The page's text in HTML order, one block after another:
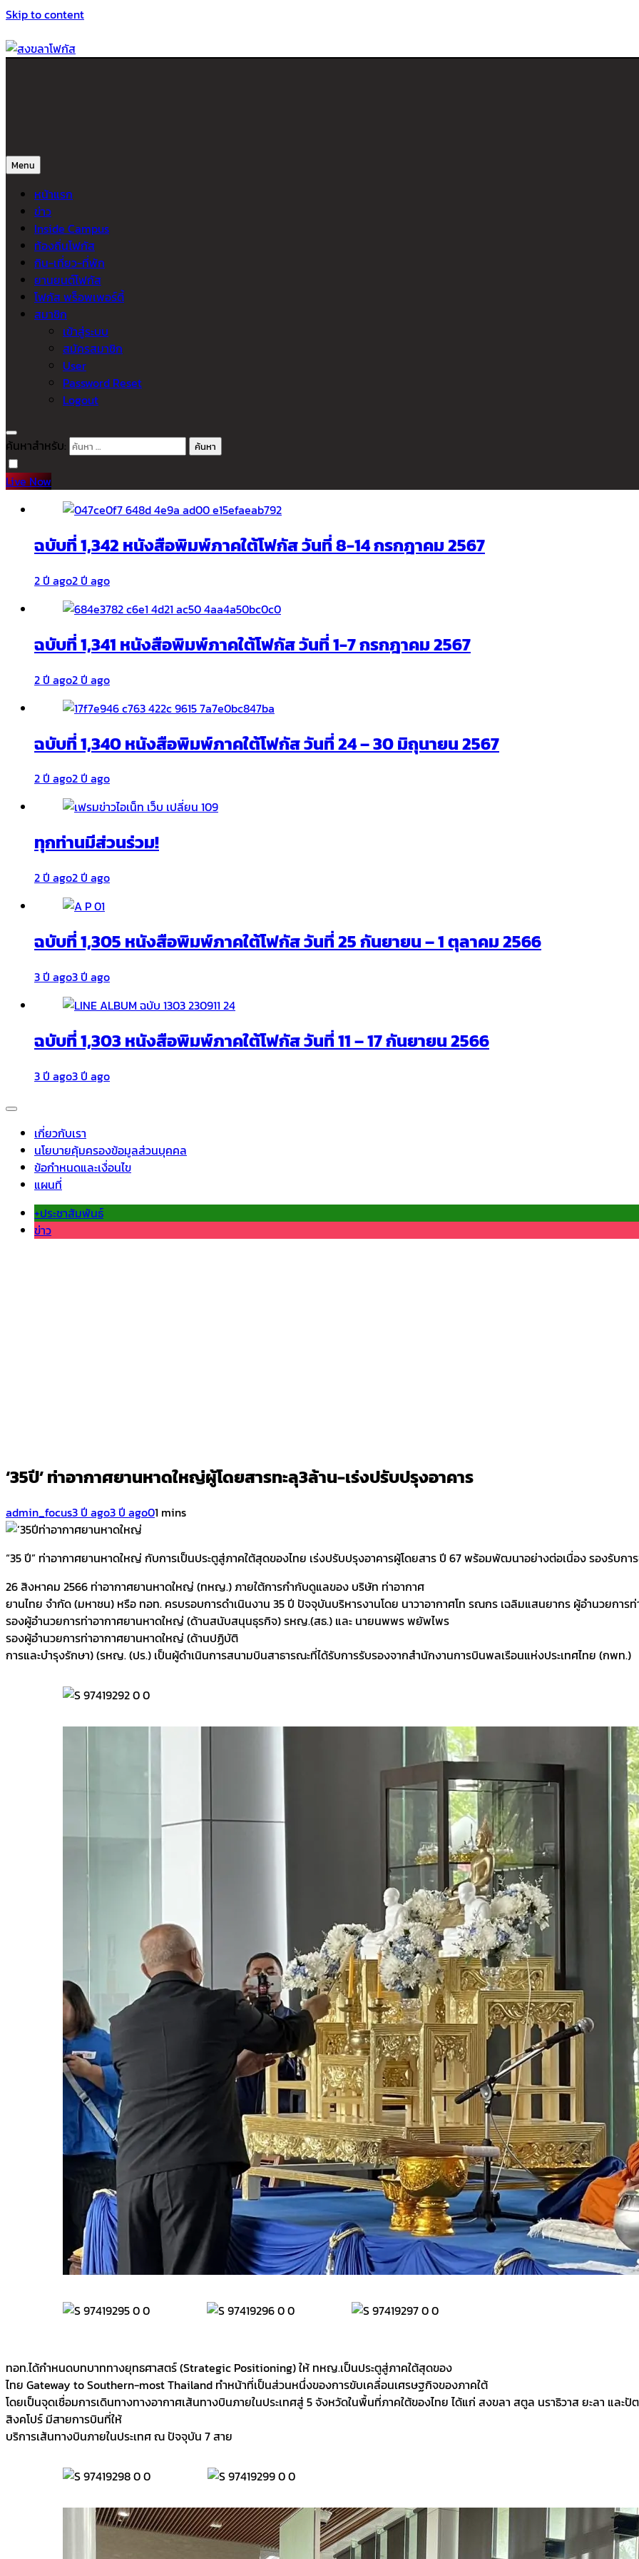
Skip to content
Menu
หน้าแรก
ข่าว
Inside Campus
ท้องถิ่นโฟกัส
กิน-เที่ยว-ที่พัก
ยานยนต์โฟกัส
โฟกัส พร็อพเพอร์ตี้
สมาชิก
เข้าสู่ระบบ
สมัครสมาชิก
User
Password Reset
Logout
ค้นหาสำหรับ:
Live Now
ฉบับที่ 1,342 หนังสือพิมพ์ภาคใต้โฟกัส วันที่ 8-14 กรกฎาคม 2567
2 ปี ago2 ปี ago
ฉบับที่ 1,341 หนังสือพิมพ์ภาคใต้โฟกัส วันที่ 1-7 กรกฎาคม 2567
2 ปี ago2 ปี ago
ฉบับที่ 1,340 หนังสือพิมพ์ภาคใต้โฟกัส วันที่ 24 – 30 มิถุนายน 2567
2 ปี ago2 ปี ago
ทุกท่านมีส่วนร่วม!
2 ปี ago2 ปี ago
ฉบับที่ 1,305 หนังสือพิมพ์ภาคใต้โฟกัส วันที่ 25 กันยายน – 1 ตุลาคม 2566
3 ปี ago3 ปี ago
ฉบับที่ 1,303 หนังสือพิมพ์ภาคใต้โฟกัส วันที่ 11 – 17 กันยายน 2566
3 ปี ago3 ปี ago
เกี่ยวกับเรา
นโยบายคุ้มครองข้อมูลส่วนบุคคล
ข้อกำหนดและเงื่อนไข
แผนที่
+ประชาสัมพันธ์
ข่าว
‘35ปี’ ท่าอากาศยานหาดใหญ่ผู้โดยสารทะลุ3ล้าน-เร่งปรับปรุงอาคาร
admin_focus3 ปี ago3 ปี ago01 mins
“35 ปี” ท่าอากาศยานหาดใหญ่ กับการเป็นประตูสู่ภาคใต้สุดของไทย เร่งปรับปรุงอาคารผู้โดยสาร ปี 67 พร้อมพัฒนาอย่างต่อเนื่อง รองรับก
26 สิงหาคม 2566 ท่าอากาศยานหาดใหญ่ (ทหญ.) ภายใต้การกำกับดูแลของ บริษัท ท่าอากาศ
ยานไทย จำกัด (มหาชน) หรือ ทอท. ครบรอบการดำเนินงาน 35 ปี ปัจจุบันบริหารงานโดย นาวาอากาศโท รณกร เฉลิมแสนยากร ผู้อำนวยก
รองผู้อำนวยการท่าอากาศยานหาดใหญ่ (ด้านสนับสนุนธุรกิจ) รหญ.(สธ.) และ นายนพพร พยัพไพร
รองผู้อำนวยการท่าอากาศยานหาดใหญ่ (ด้านปฏิบัติ
การและบำรุงรักษา) (รหญ. (ปร.) เป็นผู้ดำเนินการสนามบินสาธารณะที่ได้รับการรับรองจากสำนักงานการบินพลเรือนแห่งประเทศไทย (กพท.)
ทอท.ได้กำหนดบทบาททางยุทธศาสตร์ (Strategic Positioning) ให้ ทหญ.เป็นประตูสู่ภาคใต้สุดของ
ไทย Gateway to Southern-most Thailand ทำหน้าที่เป็นส่วนหนึ่งของการขับเคลื่อนเศรษฐกิจของภาคใต้
โดยเป็นจุดเชื่อมการเดินทางทางอากาศเส้นทางบินภายในประเทศสู่ 5 จังหวัดในพื้นที่ภาคใต้ของไทย ได้แก่ สงขลา สตูล นราธิวาส ยะลา และปั
สิงคโปร์ มีสายการบินที่ให้
บริการเส้นทางบินภายในประเทศ ณ ปัจจุบัน 7 สาย